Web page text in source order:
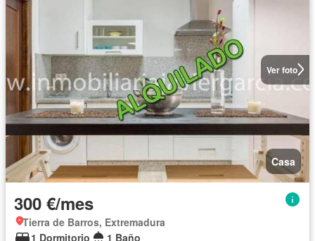
Ver foto
Casa
300 €/mes
Tierra de Barros, Extremadura
1 Dormitorio
1 Baño